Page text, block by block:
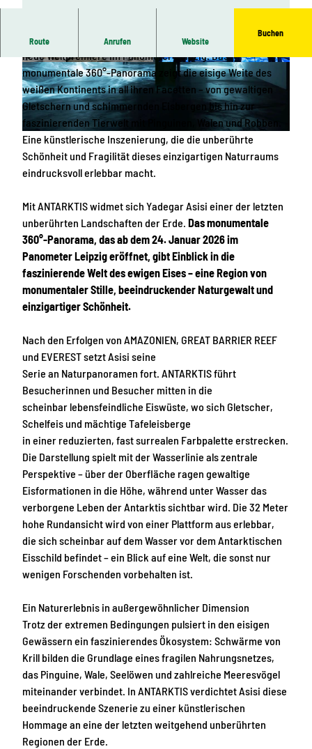
© Panometer Leipzig, Yadegar Asisi
© Panometer Leipzig, Yadegar Asisi © Asisi, Foto Tom Schulze Leipzig
Route Anrufen Website
Buchen
Ende Januar 2026 feiert Yadegar Asisi mit ANTARKTIS eine
neue Weltpremiere im Panometer Leipzig. Das
monumentale 360°-Panorama zeigt die eisige Weite des
weißen Kontinents in all ihren Facetten – von gewaltigen
Gletschern und schimmernden Eisbergen bis hin zur
faszinierenden Tierwelt mit Pinguinen, Walen und Robben.
Eine künstlerische Inszenierung, die die unberührte
Schönheit und Fragilität dieses einzigartigen Naturraums
eindrucksvoll erlebbar macht.
Mit ANTARKTIS widmet sich Yadegar Asisi einer der letzten
unberührten Landschaften der Erde. Das monumentale
360°-Panorama, das ab dem 24. Januar 2026 im
Panometer Leipzig eröffnet, gibt Einblick in die
faszinierende Welt des ewigen Eises – eine Region von
monumentaler Stille, beeindruckender Naturgewalt und
einzigartiger Schönheit.
Nach den Erfolgen von AMAZONIEN, GREAT BARRIER REEF
und EVEREST setzt Asisi seine
Serie an Naturpanoramen fort. ANTARKTIS führt
Besucherinnen und Besucher mitten in die
scheinbar lebensfeindliche Eiswüste, wo sich Gletscher,
Schelfeis und mächtige Tafeleisberge
in einer reduzierten, fast surrealen Farbpalette erstrecken.
Die Darstellung spielt mit der Wasserlinie als zentrale
Perspektive – über der Oberfläche ragen gewaltige
Eisformationen in die Höhe, während unter Wasser das
verborgene Leben der Antarktis sichtbar wird. Die 32 Meter
hohe Rundansicht wird von einer Plattform aus erlebbar,
die sich scheinbar auf dem Wasser vor dem Antarktischen
Eisschild befindet – ein Blick auf eine Welt, die sonst nur
wenigen Forschenden vorbehalten ist.
Ein Naturerlebnis in außergewöhnlicher Dimension
Trotz der extremen Bedingungen pulsiert in den eisigen
Gewässern ein faszinierendes Ökosystem: Schwärme von
Krill bilden die Grundlage eines fragilen Nahrungsnetzes,
das Pinguine, Wale, Seelöwen und zahlreiche Meeresvögel
miteinander verbindet. In ANTARKTIS verdichtet Asisi diese
beeindruckende Szenerie zu einer künstlerischen
Hommage an eine der letzten weitgehend unberührten
Regionen der Erde.